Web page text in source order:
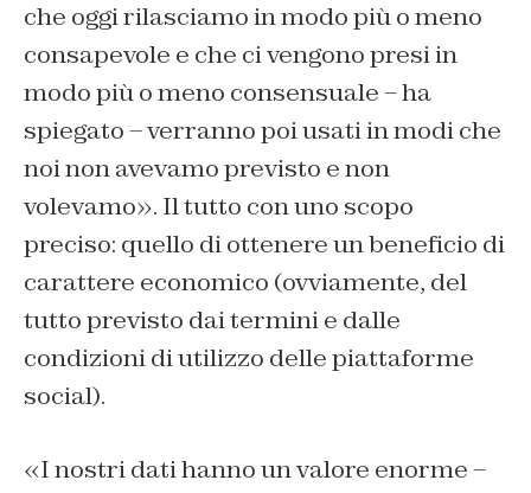
che oggi rilasciamo in modo più o meno
consapevole e che ci vengono presi in
modo più o meno consensuale – ha
spiegato – verranno poi usati in modi che
noi non avevamo previsto e non
volevamo». Il tutto con uno scopo
preciso: quello di ottenere un beneficio di
carattere economico (ovviamente, del
tutto previsto dai termini e dalle
condizioni di utilizzo delle piattaforme
social).
«I nostri dati hanno un valore enorme –